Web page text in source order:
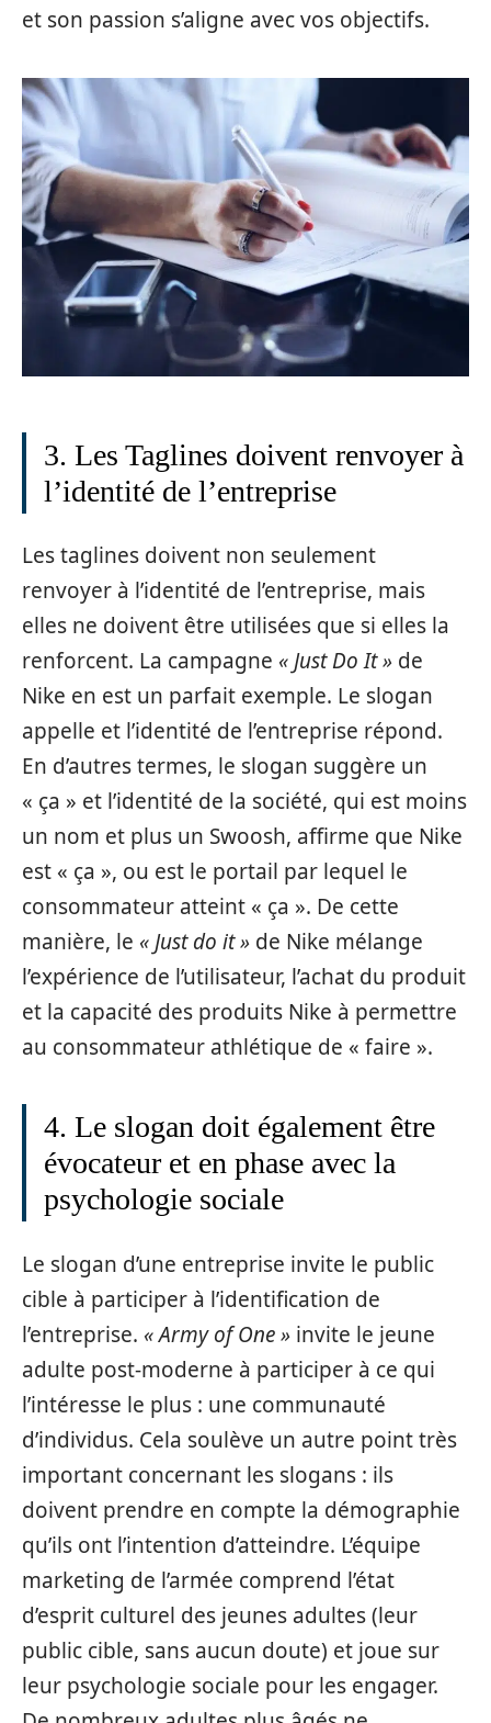
et son passion s’aligne avec vos objectifs.
3. Les Taglines doivent renvoyer à
l’identité de l’entreprise
Les taglines doivent non seulement
renvoyer à l’identité de l’entreprise, mais
elles ne doivent être utilisées que si elles la
renforcent. La campagne « Just Do It » de
Nike en est un parfait exemple. Le slogan
appelle et l’identité de l’entreprise répond.
En d’autres termes, le slogan suggère un
« ça » et l’identité de la société, qui est moins
un nom et plus un Swoosh, affirme que Nike
est « ça », ou est le portail par lequel le
consommateur atteint « ça ». De cette
manière, le « Just do it » de Nike mélange
l’expérience de l’utilisateur, l’achat du produit
et la capacité des produits Nike à permettre
au consommateur athlétique de « faire ».
4. Le slogan doit également être
évocateur et en phase avec la
psychologie sociale
Le slogan d’une entreprise invite le public
cible à participer à l’identification de
l’entreprise. « Army of One » invite le jeune
adulte post-moderne à participer à ce qui
l’intéresse le plus : une communauté
d’individus. Cela soulève un autre point très
important concernant les slogans : ils
doivent prendre en compte la démographie
qu’ils ont l’intention d’atteindre. L’équipe
marketing de l’armée comprend l’état
d’esprit culturel des jeunes adultes (leur
public cible, sans aucun doute) et joue sur
leur psychologie sociale pour les engager.